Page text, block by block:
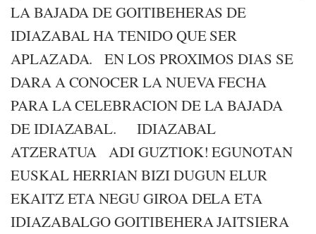
LA BAJADA DE GOITIBEHERAS DE
IDIAZABAL HA TENIDO QUE SER
APLAZADA. EN LOS PROXIMOS DIAS SE
DARA A CONOCER LA NUEVA FECHA
PARA LA CELEBRACION DE LA BAJADA
DE IDIAZABAL. IDIAZABAL
ATZERATUA ADI GUZTIOK! EGUNOTAN
EUSKAL HERRIAN BIZI DUGUN ELUR
EKAITZ ETA NEGU GIROA DELA ETA
IDIAZABALGO GOITIBEHERA JAITSIERA